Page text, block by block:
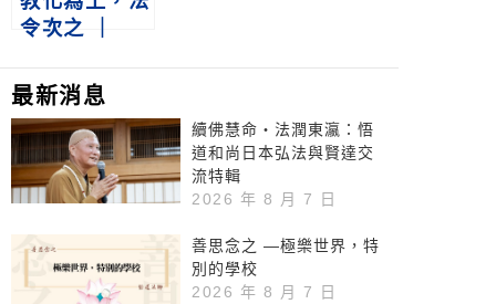
令次之 ｜
６０》第二冊
第234集
最新消息
續佛慧命‧法潤東瀛：悟
道和尚日本弘法與賢達交
流特輯
2026 年 8 月 7 日
善思念之 —極樂世界，特
別的學校
2026 年 8 月 7 日